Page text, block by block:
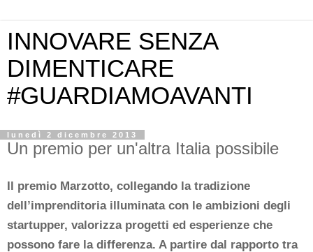
INNOVARE SENZA
DIMENTICARE
#GUARDIAMOAVANTI
lunedì 2 dicembre 2013
Un premio per un'altra Italia possibile
Il premio Marzotto, collegando la tradizione
dell’imprenditoria illuminata con le ambizioni degli
startupper, valorizza progetti ed esperienze che
possono fare la differenza. A partire dal rapporto tra